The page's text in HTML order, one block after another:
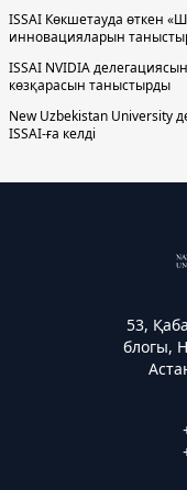
ISSAI Көкшетауда өткен
инновацияларын
ISSAI NVIDIA
көзқарасын таныстырды
New Uzbekistan University
ISSAI-ға келді
53,
блогы,